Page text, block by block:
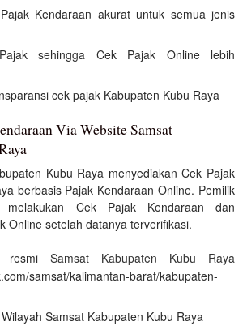
Kendaraan akurat untuk semua jenis
sehingga Cek Pajak Online lebih
cek pajak Kabupaten Kubu Raya
Via Website Samsat
Kubu Raya menyediakan Cek Pajak
berbasis Pajak Kendaraan Online. Pemilik
Cek Pajak Kendaraan dan
Online setelah datanya terverifikasi.
resmi Samsat Kabupaten Kubu Raya
samsat/kalimantan-barat/kabupaten-
Samsat Kabupaten Kubu Raya